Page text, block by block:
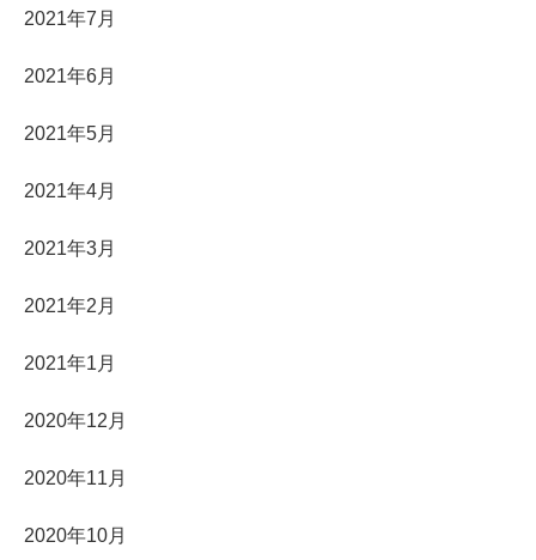
2021年7月
2021年6月
2021年5月
2021年4月
2021年3月
2021年2月
2021年1月
2020年12月
2020年11月
2020年10月